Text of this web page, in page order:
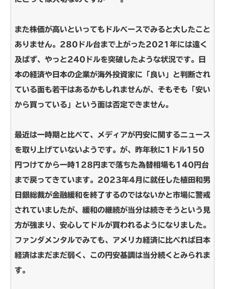
また株価が高いといってもドルベースでみると大したこと
ありません。280ドル台まで上がった2021年には遠く
及ばず、やっと240ドルを突破したような状況です。日
本の経済や日本の企業が海外投資家に「良い」と判断され
ている面も若干はあるかもしれませんが、そもそも「安い
から買っている」という面は否定できません。
最近は一時期と比べて、メディアが円安に関するニュース
を取り上げていないようです。が、昨年秋に1ドル150
円つけてから一時128円まで落ちた為替相場も140円台
まで戻ってきています。2023年4月に就任した植田和男
日銀総裁が金融緩和を終了するのではないかと市場に警戒
されていましたが、緩和の継続が当分は続きそうという見
方が強まり、安心してドルが買われるようになりました。
ファンダメンタルでみても、アメリカ経済に比べれば日本
経済はまだまだ弱く、この円安基調は当分続くとみられま
す。